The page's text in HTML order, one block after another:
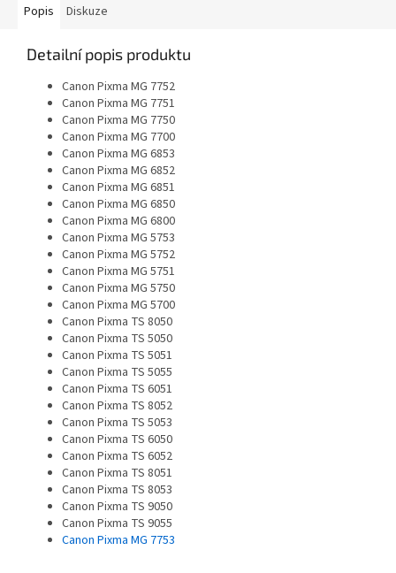
Popis Diskuze
Detailní popis produktu
Canon Pixma MG 7752
Canon Pixma MG 7751
Canon Pixma MG 7750
Canon Pixma MG 7700
Canon Pixma MG 6853
Canon Pixma MG 6852
Canon Pixma MG 6851
Canon Pixma MG 6850
Canon Pixma MG 6800
Canon Pixma MG 5753
Canon Pixma MG 5752
Canon Pixma MG 5751
Canon Pixma MG 5750
Canon Pixma MG 5700
Canon Pixma TS 8050
Canon Pixma TS 5050
Canon Pixma TS 5051
Canon Pixma TS 5055
Canon Pixma TS 6051
Canon Pixma TS 8052
Canon Pixma TS 5053
Canon Pixma TS 6050
Canon Pixma TS 6052
Canon Pixma TS 8051
Canon Pixma TS 8053
Canon Pixma TS 9050
Canon Pixma TS 9055
Canon Pixma MG 7753